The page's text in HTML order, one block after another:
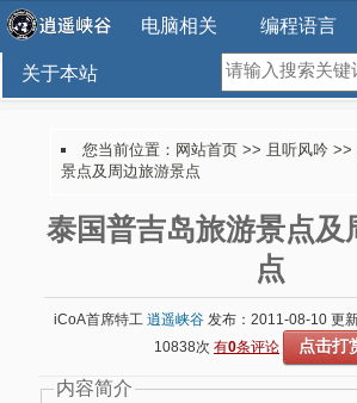
电脑相关 编程语言
关于本站
您当前位置： 网站首页 >> 且听风吟 >>
景点及周边旅游景点
泰国普吉岛旅游景点及
点
iCoA首席特工 逍遥峡谷发布：2011-08-10 更
10838次 有0条评论 点击打
内容简介